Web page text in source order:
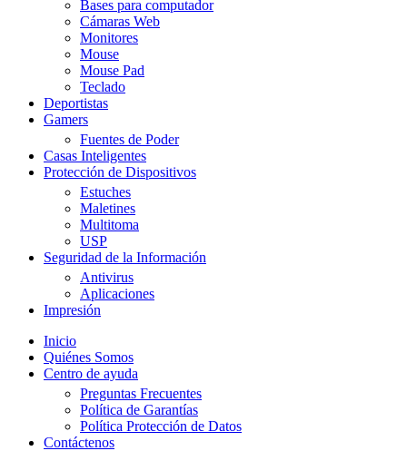
Bases para computador
Cámaras Web
Monitores
Mouse
Mouse Pad
Teclado
Deportistas
Gamers
Fuentes de Poder
Casas Inteligentes
Protección de Dispositivos
Estuches
Maletines
Multitoma
USP
Seguridad de la Información
Antivirus
Aplicaciones
Impresión
Inicio
Quiénes Somos
Centro de ayuda
Preguntas Frecuentes
Política de Garantías
Política Protección de Datos
Contáctenos